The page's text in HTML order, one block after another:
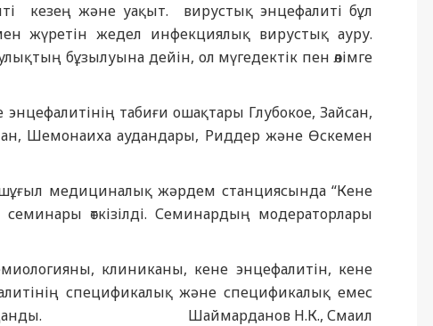
кезең және уақыт. вирустық энцефалиті бұл
жүретін жедел инфекциялық вирустық ауру.
бұзылуына дейін, ол мүгедектік пен өлімге
табиғи ошақтары Глубокое, Зайсан,
Шемонаиха аудандары, Риддер және Өскемен
медициналық жәрдем станциясында “Кене
өткізілді. Семинардың модераторлары
клиниканы, кене энцефалитін, кене
спецификалық және спецификалық емес
талданды. Шаймарданов Н.К., Смаил